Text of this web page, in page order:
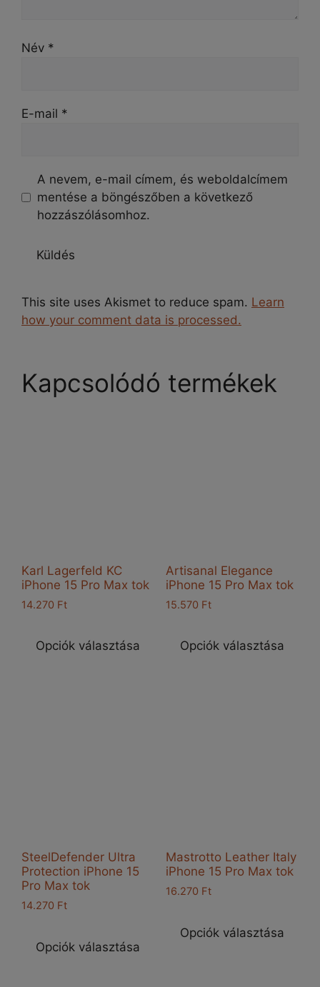
Név *
E-mail *
A nevem, e-mail címem, és weboldalcímem
mentése a böngészőben a következő
hozzászólásomhoz.
This site uses Akismet to reduce spam. Learn
how your comment data is processed.
Kapcsolódó termékek
Karl Lagerfeld KC
iPhone 15 Pro Max tok
14.270 Ft
Opciók választása
Artisanal Elegance
iPhone 15 Pro Max tok
15.570 Ft
Opciók választása
SteelDefender Ultra
Protection iPhone 15
Pro Max tok
14.270 Ft
Opciók választása
Ennek
Mastrotto Leather Italy
iPhone 15 Pro Max tok
16.270 Ft
Opciók választása